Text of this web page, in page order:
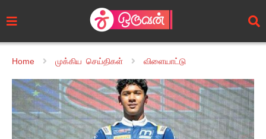
Home முக்கிய செய்திகள் விளையாட்டு